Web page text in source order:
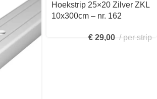
winkelwagen
Hoekstrip 25×20 Zilver ZKL
10x300cm – nr. 162
€ 29,00 per strip